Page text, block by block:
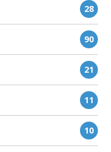
28
90
21
11
10